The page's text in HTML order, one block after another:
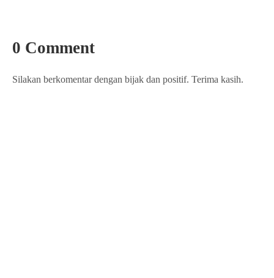
0 Comment
Silakan berkomentar dengan bijak dan positif. Terima kasih.